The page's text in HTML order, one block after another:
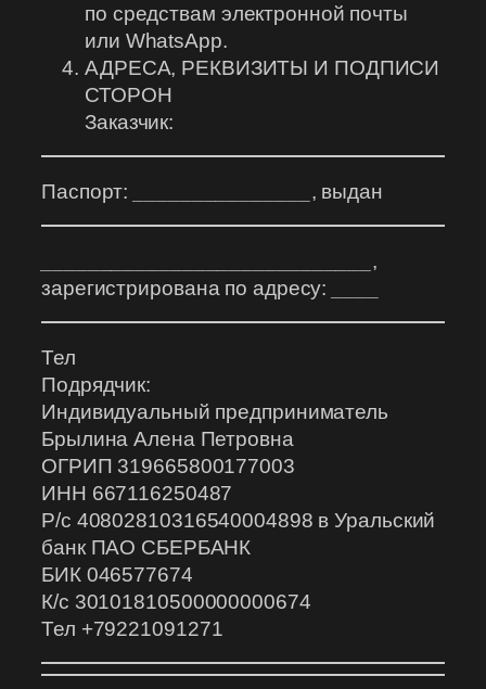
по средствам электронной почты
или WhatsApp.
АДРЕСА, РЕКВИЗИТЫ И ПОДПИСИ
СТОРОН
Заказчик:
Паспорт: , выдан
,
зарегистрирована по адресу:
Тел
Подрядчик:
Индивидуальный предприниматель
Брылина Алена Петровна
ОГРИП 319665800177003
ИНН 667116250487
Р/с 40802810316540004898 в Уральский
банк ПАО СБЕРБАНК
БИК 046577674
К/с 30101810500000000674
Тел +79221091271